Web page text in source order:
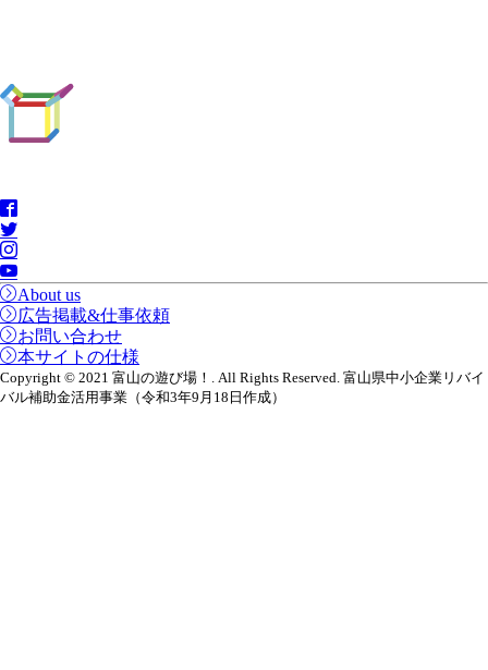
About us
広告掲載&仕事依頼
お問い合わせ
本サイトの仕様
Copyright © 2021 富山の遊び場！. All Rights Reserved. 富山県中小企業リバイ
バル補助金活用事業（令和3年9月18日作成）